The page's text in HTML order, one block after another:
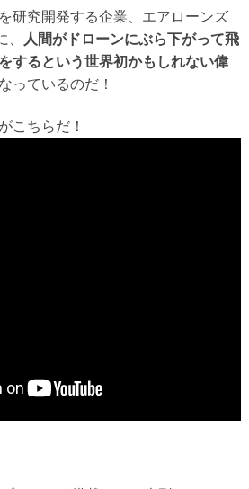
研究開発する企業、エアローンズ
、
人間がドローンにぶら下がって飛
するという世界初かもしれない偉
っているのだ！
こちらだ！